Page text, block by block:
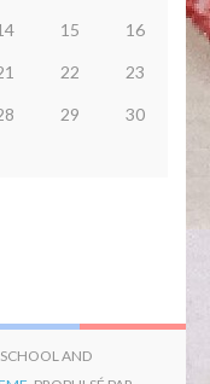
15 16
22 23
29 30
AND